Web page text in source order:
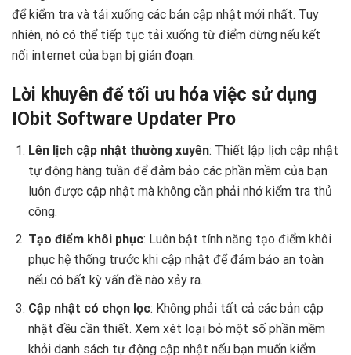
để kiểm tra và tải xuống các bản cập nhật mới nhất. Tuy
nhiên, nó có thể tiếp tục tải xuống từ điểm dừng nếu kết
nối internet của bạn bị gián đoạn.
Lời khuyên để tối ưu hóa việc sử dụng
IObit Software Updater Pro
Lên lịch cập nhật thường xuyên: Thiết lập lịch cập nhật
tự động hàng tuần để đảm bảo các phần mềm của bạn
luôn được cập nhật mà không cần phải nhớ kiểm tra thủ
công.
Tạo điểm khôi phục: Luôn bật tính năng tạo điểm khôi
phục hệ thống trước khi cập nhật để đảm bảo an toàn
nếu có bất kỳ vấn đề nào xảy ra.
Cập nhật có chọn lọc: Không phải tất cả các bản cập
nhật đều cần thiết. Xem xét loại bỏ một số phần mềm
khỏi danh sách tự động cập nhật nếu bạn muốn kiểm